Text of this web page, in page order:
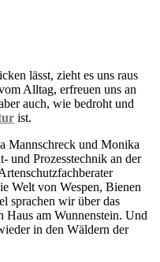
lässt, zieht es uns raus
Alltag, erfreuen uns an
auch, wie bedroht und
ist.
Mannschreck und Monika
und Prozesstechnik an der
Welt von Wespen, Bienen
sprachen wir über das
Haus am Wunnenstein. Und
in den Wäldern der